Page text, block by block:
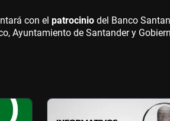
con el patrocinio del Banco
Ayuntamiento de Santander y